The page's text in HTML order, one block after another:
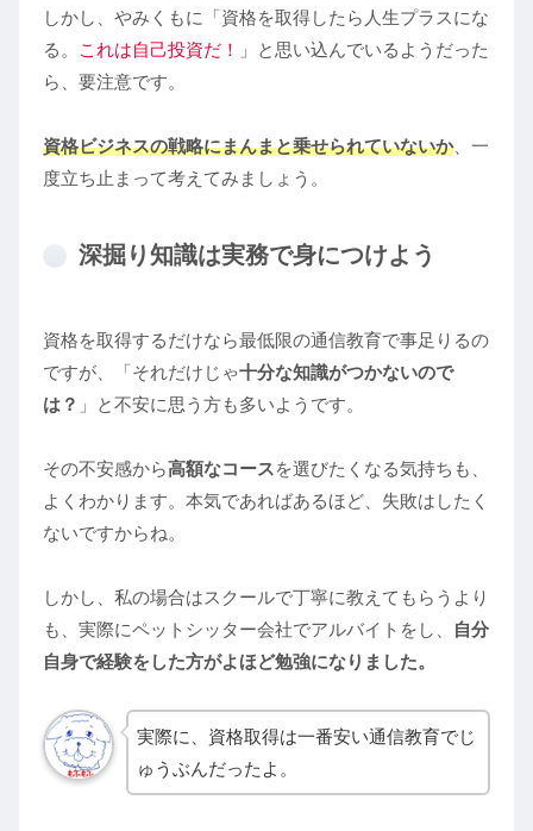
しかし、やみくもに「資格を取得したら人生プラスにな
る。
これは自己投資だ！
」と思い込んでいるようだった
ら、要注意です。
資格ビジネスの戦略にまんまと乗せられていないか、一
度立ち止まって考えてみましょう。
深掘り知識は実務で身につけよう
資格を取得するだけなら最低限の通信教育で事足りるの
ですが、「それだけじゃ十分な知識がつかないので
は？ 」と不安に思う方も多いようです。
その不安感から高額なコースを選びたくなる気持ちも、
よくわかります。本気であればあるほど、失敗はしたく
ないですからね。
しかし、私の場合はスクールで丁寧に教えてもらうより
も、実際にペットシッター会社でアルバイトをし、
自分
自身で経験をした方がよほど勉強になりました。
実際に、資格取得は一番安い通信教育でじ
ゅうぶんだったよ。